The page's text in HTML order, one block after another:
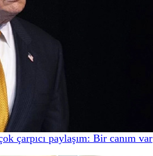
çarpıcı paylaşım: Bir canım var